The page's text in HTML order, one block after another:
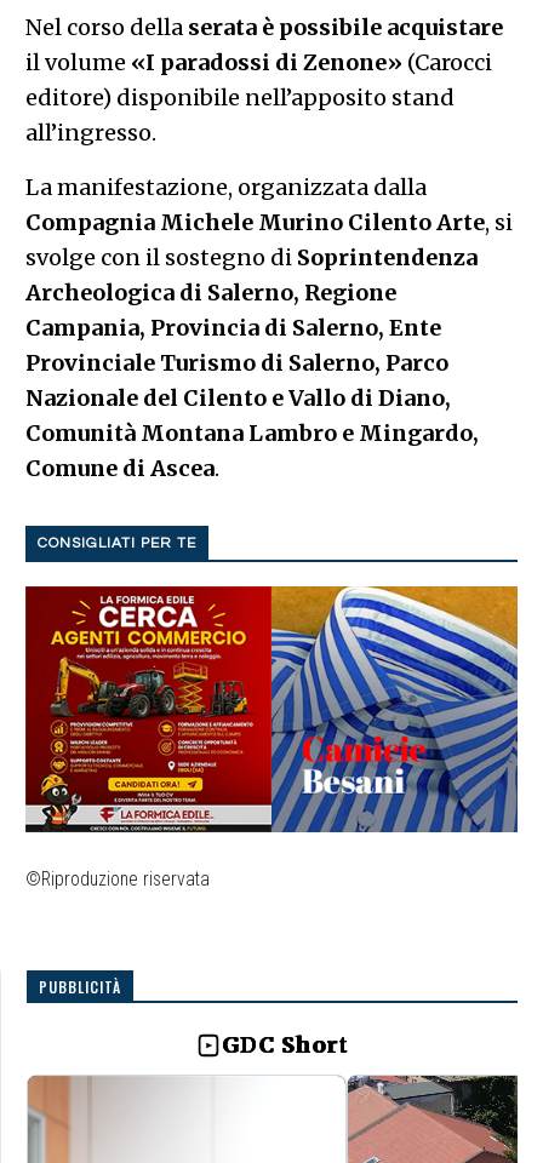
Nel corso della serata è possibile acquistare
il volume «I paradossi di Zenone» (Carocci
editore) disponibile nell’apposito stand
all’ingresso.
La manifestazione, organizzata dalla
Compagnia Michele Murino Cilento Arte, si
svolge con il sostegno di Soprintendenza
Archeologica di Salerno, Regione
Campania, Provincia di Salerno, Ente
Provinciale Turismo di Salerno, Parco
Nazionale del Cilento e Vallo di Diano,
Comunità Montana Lambro e Mingardo,
Comune di Ascea.
CONSIGLIATI PER TE
©Riproduzione riservata
PUBBLICITÀ
GDC Short